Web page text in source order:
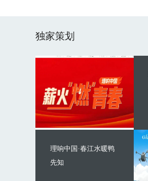
独家策划
理响中国·春江水暖鸭
先知